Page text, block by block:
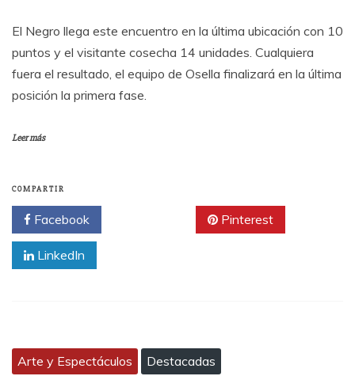
El Negro llega este encuentro en la última ubicación con 10
puntos y el visitante cosecha 14 unidades. Cualquiera
fuera el resultado, el equipo de Osella finalizará en la última
posición la primera fase.
Leer más
COMPARTIR
Facebook Pinterest
LinkedIn
Arte y Espectáculos Destacadas